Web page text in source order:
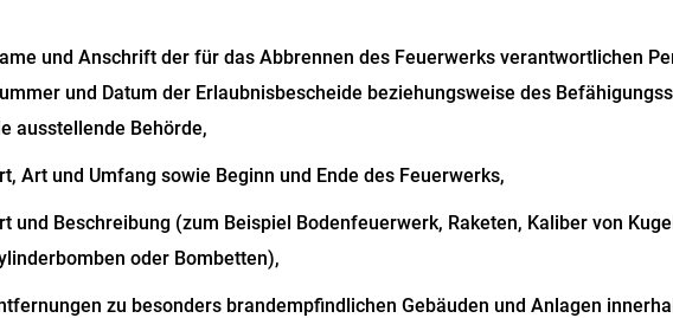
und Anschrift der für das Abbrennen des Feuerwerks verantwortlichen
und Datum der Erlaubnisbescheide beziehungsweise des
ausstellende Behörde,
Art und Umfang sowie Beginn und Ende des Feuerwerks,
und Beschreibung(zum Beispiel Bodenfeuerwerk, Raketen, Kaliber von
oder Bombetten),
zu besonders brandempfindlichen Gebäuden und Anlagen